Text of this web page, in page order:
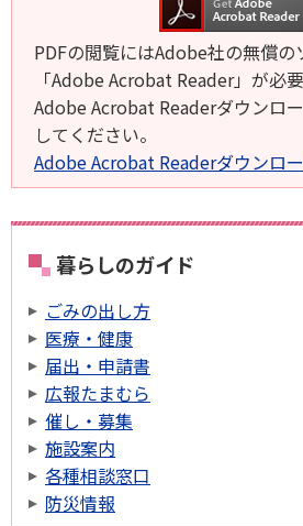
PDFの閲覧にはAdobe社の無償の
「Adobe Acrobat Reader」が必
Adobe Acrobat Readerダウンロ
してください。
Adobe Acrobat Readerダウンロ
暮らしのガイド
ごみの出し方
医療・健康
届出・申請書
広報たまむら
催し・募集
施設案内
各種相談窓口
防災情報